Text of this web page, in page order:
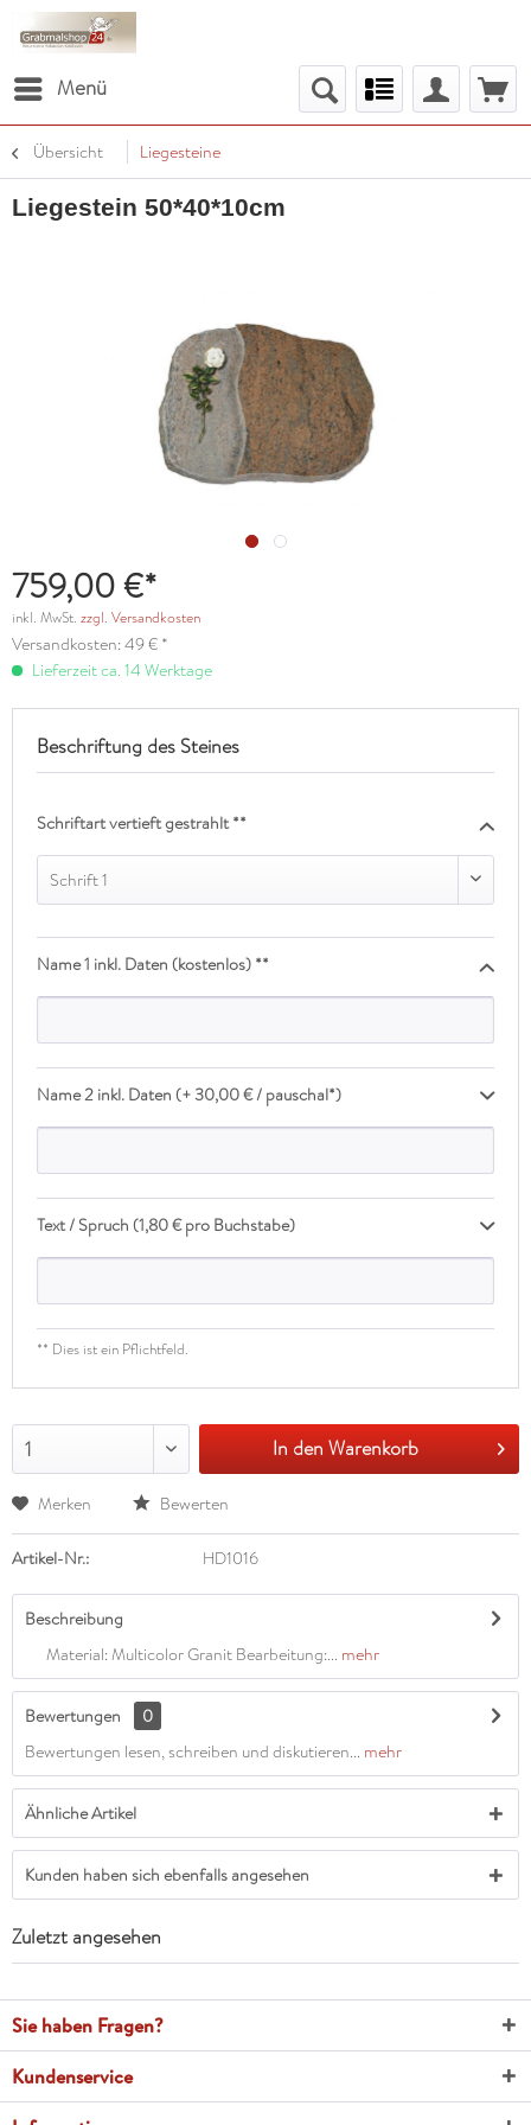
Menü
Übersicht Liegesteine
Liegestein 50*40*10cm
759,00 €*
inkl. MwSt. zzgl. Versandkosten
Versandkosten: 49 € *
Lieferzeit ca. 14 Werktage
Beschriftung des Steines
Schriftart vertieft gestrahlt **
Schrift 1
Name 1 inkl. Daten (kostenlos) **
Name 2 inkl. Daten (+ 30,00 € / pauschal*)
Text / Spruch (1,80 € pro Buchstabe)
** Dies ist ein Pflichtfeld.
1 In den Warenkorb
Merken Bewerten
Artikel-Nr.: HD1016
Beschreibung
Material: Multicolor Granit Bearbeitung:... mehr
Bewertungen
0
Bewertungen lesen, schreiben und diskutieren... mehr
Ähnliche Artikel
Kunden haben sich ebenfalls angesehen
Zuletzt angesehen
Sie haben Fragen?
Kundenservice